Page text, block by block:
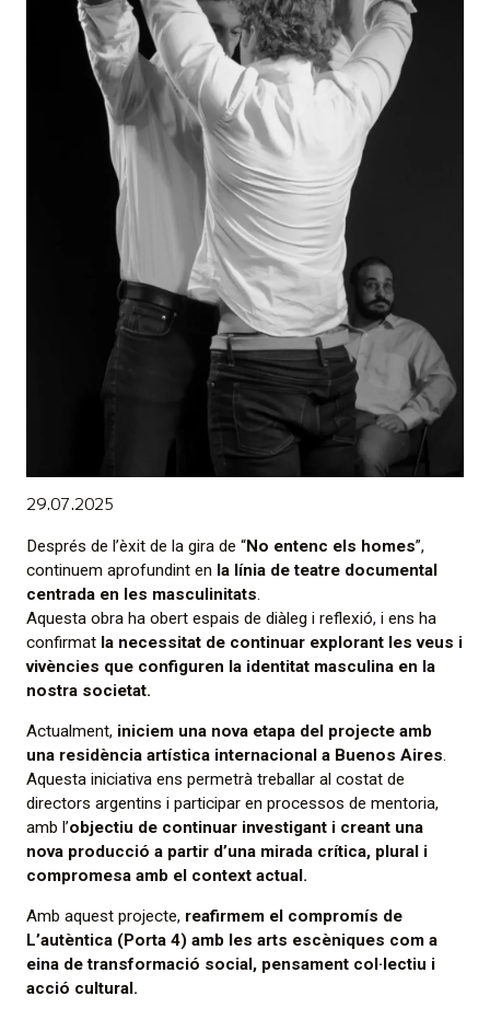
29.07.2025
Després de l’èxit de la gira de “No entenc els homes”,
continuem aprofundint en la línia de teatre documental
centrada en les masculinitats.
Aquesta obra ha obert espais de diàleg i reflexió, i ens ha
confirmat la necessitat de continuar explorant les veus i
vivències que configuren la identitat masculina en la
nostra societat.
Actualment, iniciem una nova etapa del projecte amb
una residència artística internacional a Buenos Aires.
Aquesta iniciativa ens permetrà treballar al costat de
directors argentins i participar en processos de mentoria,
amb l’objectiu de continuar investigant i creant una
nova producció a partir d’una mirada crítica, plural i
compromesa amb el context actual.
Amb aquest projecte, reafirmem el compromís de
L’autèntica (Porta 4) amb les arts escèniques com a
eina de transformació social, pensament col·lectiu i
acció cultural.